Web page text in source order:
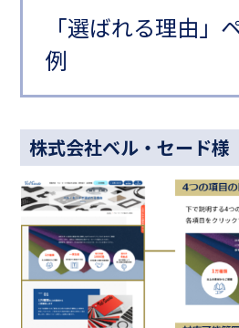
「選ばれる理由」
例
株式会社ベル・セード様